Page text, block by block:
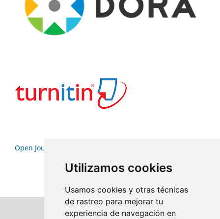
Utilizamos cookies
Usamos cookies y otras técnicas
de rastreo para mejorar tu
experiencia de navegación en
Open Journal Systems